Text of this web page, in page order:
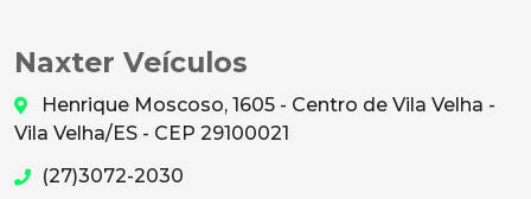
Naxter Veículos
Henrique Moscoso, 1605 - Centro de Vila Velha -
Vila Velha/ES - CEP 29100021
(27)3072-2030